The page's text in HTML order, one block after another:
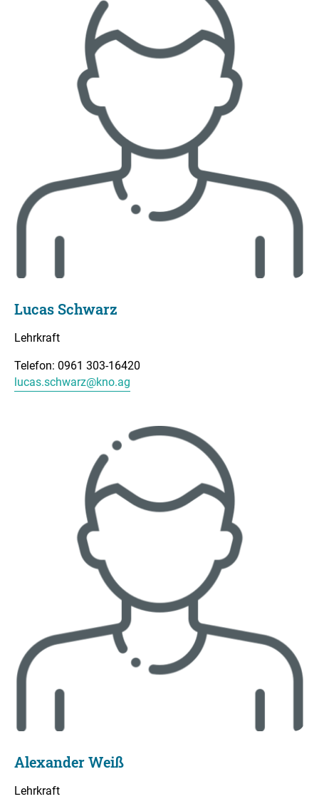
Lucas Schwarz
Lehrkraft
Telefon: 0961 303-16420
lucas.schwarz@kno.ag
Alexander Weiß
Lehrkraft